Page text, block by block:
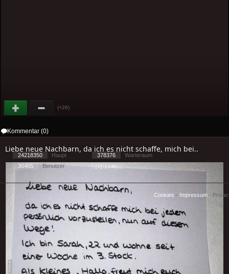
(+26)
Kommentar (0)
Liebe neue Nachbarn, da ich es nicht schaffe, mich bei..
24218350 Haupt 378376
Warteraum
30465
Benutzer [ 1 ] - ( 1.39 )
Cookies - Impressum -